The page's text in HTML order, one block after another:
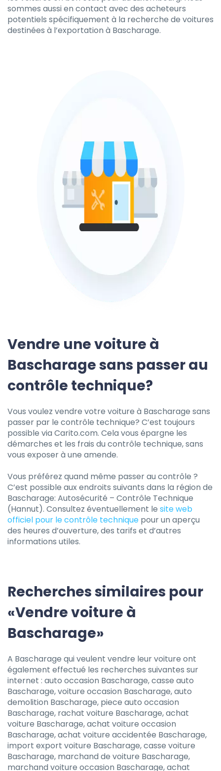
sommes aussi en contact avec des acheteurs
potentiels spécifiquement à la recherche de voitures
destinées à l’exportation à Bascharage.
Vendre une voiture à
Bascharage sans passer au
contrôle technique?
Vous voulez vendre votre voiture à Bascharage sans
passer par le contrôle technique? C’est toujours
possible via Carito.com. Cela vous épargne les
démarches et les frais du contrôle technique, sans
vous exposer à une amende.
Vous préférez quand même passer au contrôle ?
C’est possible aux endroits suivants dans la région de
Bascharage: Autosécurité – Contrôle Technique
(Hannut). Consultez éventuellement le site web
officiel pour le contrôle technique pour un aperçu
des heures d’ouverture, des tarifs et d’autres
informations utiles.
Recherches similaires pour
«Vendre voiture à
Bascharage»
A Bascharage qui veulent vendre leur voiture ont
également effectué les recherches suivantes sur
internet : auto occasion Bascharage, casse auto
Bascharage, voiture occasion Bascharage, auto
demolition Bascharage, piece auto occasion
Bascharage, rachat voiture Bascharage, achat
voiture Bascharage, achat voiture occasion
Bascharage, achat voiture accidentée Bascharage,
import export voiture Bascharage, casse voiture
Bascharage, marchand de voiture Bascharage,
marchand voiture occasion Bascharage, achat